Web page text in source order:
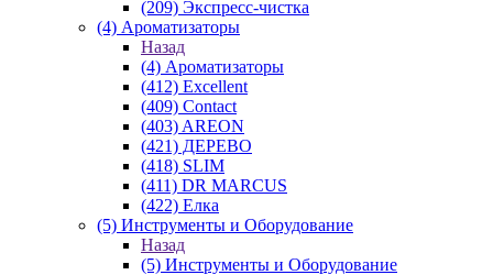
(209) Экспреcс-чистка
(4) Ароматизаторы
Назад
(4) Ароматизаторы
(412) Excellent
(409) Contact
(403) AREON
(421) ДЕРЕВО
(418) SLIM
(411) DR MARCUS
(422) Елка
(5) Инструменты и Оборудование
Назад
(5) Инструменты и Оборудование